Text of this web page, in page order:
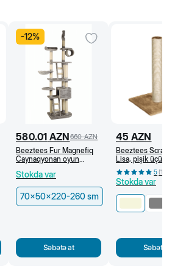
-12%
580.01 AZN660 AZN
Beeztees Fur Magnefiq
Caynaqyonan oyun
260 sm
Stokda var
70x50x220-260 sm
Səbətə at
45 AZN
Beeztees
Lisa, pişik üçün
caynaqyonan,
sm, Bej
5(1
Stokda var
Səbətə